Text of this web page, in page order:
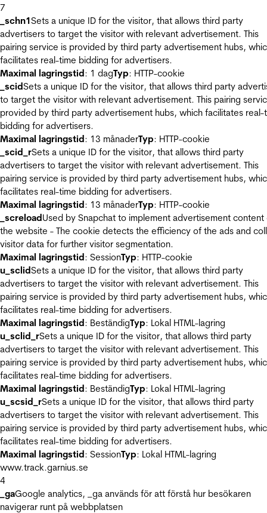
7
_schn1Sets a unique ID for the visitor, that allows third party
advertisers to target the visitor with relevant advertisement. This
pairing service is provided by third party advertisement hubs,
facilitates real-time bidding for advertisers.
Maximal lagringstid: 1 dagTyp: HTTP-cookie
_scidSets a unique ID for the visitor, that allows third party
to target the visitor with relevant advertisement. This pairing
provided by third party advertisement hubs, which facilitates real-
bidding for advertisers.
Maximal lagringstid: 13 månaderTyp: HTTP-cookie
_scid_rSets a unique ID for the visitor, that allows third party
advertisers to target the visitor with relevant advertisement. This
pairing service is provided by third party advertisement hubs,
facilitates real-time bidding for advertisers.
Maximal lagringstid: 13 månaderTyp: HTTP-cookie
_screloadUsed by Snapchat to implement advertisement content
the website - The cookie detects the efficiency of the ads and
visitor data for further visitor segmentation.
Maximal lagringstid: SessionTyp: HTTP-cookie
u_sclidSets a unique ID for the visitor, that allows third party
advertisers to target the visitor with relevant advertisement. This
pairing service is provided by third party advertisement hubs,
facilitates real-time bidding for advertisers.
Maximal lagringstid: BeständigTyp: Lokal HTML-lagring
u_sclid_rSets a unique ID for the visitor, that allows third party
advertisers to target the visitor with relevant advertisement. This
pairing service is provided by third party advertisement hubs,
facilitates real-time bidding for advertisers.
Maximal lagringstid: BeständigTyp: Lokal HTML-lagring
u_scsid_rSets a unique ID for the visitor, that allows third party
advertisers to target the visitor with relevant advertisement. This
pairing service is provided by third party advertisement hubs,
facilitates real-time bidding for advertisers.
Maximal lagringstid: SessionTyp: Lokal HTML-lagring
www.track.garnius.se
4
_gaGoogle analytics, _ga används för att förstå hur besökaren
navigerar runt på webbplatsen